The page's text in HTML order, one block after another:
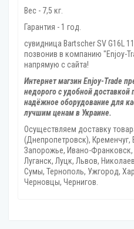
Вес - 7,5 кг.
Гарантия - 1 год.
сувидница Bartscher SV G16L
позвонив в компанию "Enjoy-
напрямую с сайта!
Интернет магзин Enjoy-Trade
недорого с удобной
надёжное оборудование для
лучшим ценам в Украине.
Осуществляем доставку
(Днепропетровск),
Запорожье, Ивано-
Луганск, Луцк, Львов,
Сумы, Тернополь, Ужгород‎,
Черновцы, Чернигов.